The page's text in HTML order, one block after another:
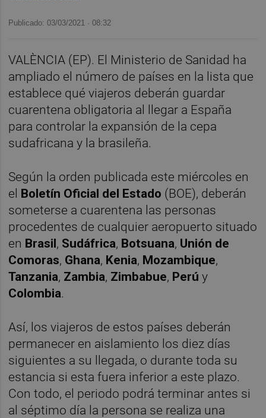
Publicado: 03/03/2021 ·08:32
VALÈNCIA (EP). El Ministerio de Sanidad ha
ampliado el número de países en la lista que
establece qué viajeros deberán guardar
cuarentena obligatoria al llegar a España
para controlar la expansión de la cepa
sudafricana y la brasileña.
Según la orden publicada este miércoles en
el Boletín Oficial del Estado (BOE), deberán
someterse a cuarentena las personas
procedentes de cualquier aeropuerto situado
en Brasil, Sudáfrica, Botsuana, Unión de
Comoras, Ghana, Kenia, Mozambique,
Tanzania, Zambia, Zimbabue, Perú y
Colombia.
Así, los viajeros de estos países deberán
permanecer en aislamiento los diez días
siguientes a su llegada, o durante toda su
estancia si esta fuera inferior a este plazo.
Con todo, el periodo podrá terminar antes si
al séptimo día la persona se realiza una